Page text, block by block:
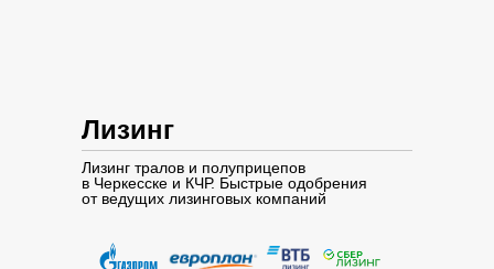
Лизинг тралов и полуприцепов
в Черкесске и КЧР. Быстрые одобрения
от ведущих лизинговых компаний
Лизинг